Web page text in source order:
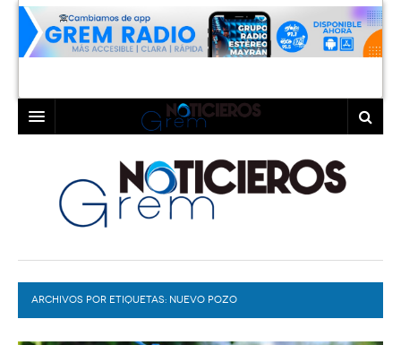
LAGUNA
TORREÓN
GÓMEZ PALACIO
LERDO
COAHUILA
DURANGO
DEPORTES
ARCHIVOS POR ETIQUETAS: NUEVO POZO